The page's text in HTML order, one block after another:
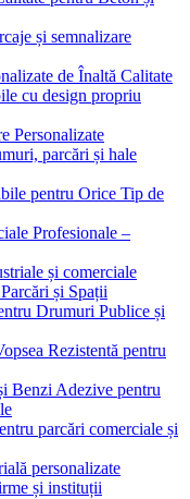
și semnalizare
de Înaltă Calitate
cu design propriu
Personalizate
parcări și hale
pentru Orice Tip de
Profesionale –
și comerciale
și Spații
Drumuri Publice și
Rezistentă pentru
Benzi Adezive pentru
parcări comerciale și
personalizate
și instituții